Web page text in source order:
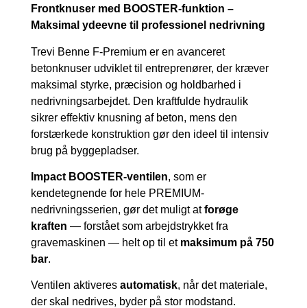
Frontknuser med BOOSTER-funktion –
Maksimal ydeevne til professionel nedrivning
Trevi Benne F-Premium er en avanceret
betonknuser udviklet til entreprenører, der kræver
maksimal styrke, præcision og holdbarhed i
nedrivningsarbejdet. Den kraftfulde hydraulik
sikrer effektiv knusning af beton, mens den
forstærkede konstruktion gør den ideel til intensiv
brug på byggepladser.
Impact BOOSTER-ventilen, som er
kendetegnende for hele PREMIUM-
nedrivningsserien, gør det muligt atforøge
kraften — forstået som arbejdstrykket fra
gravemaskinen — helt op til et maksimum på 750
bar.
Ventilen aktiveres automatisk, når det materiale,
der skal nedrives, byder på stor modstand.